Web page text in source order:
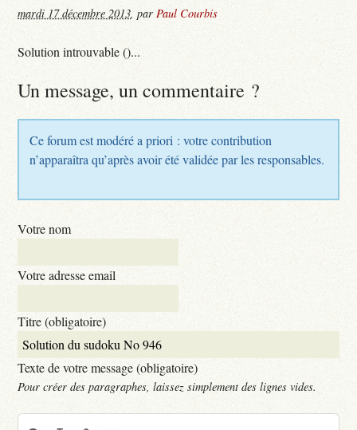
mardi 17 décembre 2013,parPaul Courbis
Solution introuvable ()...
Un message, un commentaire ?
Ce forum est modéré a priori : votre contribution
n’apparaîtra qu’après avoir été validée par les responsables.
Votre nom
Votre adresse email
Titre (obligatoire)
Texte de votre message (obligatoire)
Pour créer des paragraphes, laissez simplement des lignes vides.